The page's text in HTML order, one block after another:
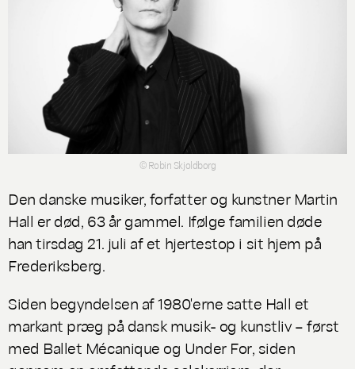
© Robin Skjoldborg
Den danske musiker, forfatter og kunstner Martin
Hall er død, 63 år gammel. Ifølge familien døde
han tirsdag 21. juli af et hjertestop i sit hjem på
Frederiksberg.
Siden begyndelsen af 1980'erne satte Hall et
markant præg på dansk musik- og kunstliv – først
med Ballet Mécanique og Under For, siden